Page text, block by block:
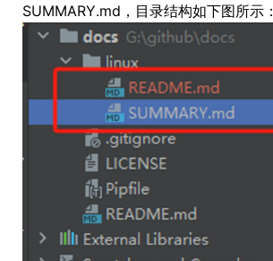
SUMMARY.md，目录结构如下图所示：